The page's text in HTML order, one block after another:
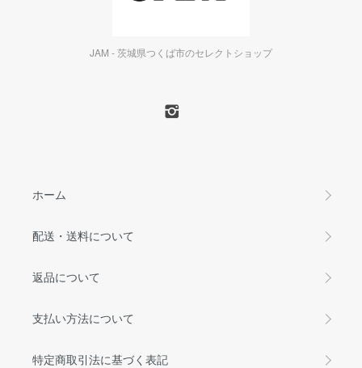
JAM - 茨城県つくば市のセレクトショップ
ホーム
配送・送料について
返品について
支払い方法について
特定商取引法に基づく表記